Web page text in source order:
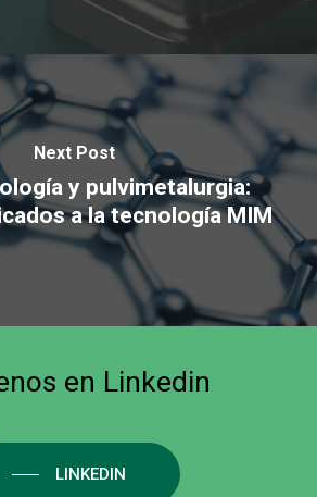
Next Post
y pulvimetalurgia:
a la tecnología MIM
en Linkedin
LINKEDIN